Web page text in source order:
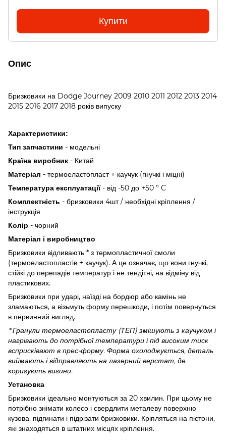
Купити
Опис
Бризковики на Dodge Journey 2009 2010 2011 2012 2013 2014
2015 2016 2017 2018 років випуску
Характеристики:
Тип запчастини - модельні
Країна виробник - Китай
Матеріал - термоеластопласт + ​​каучук (гнучкі і міцні)
Температура експлуатації- від -50 до +50 ° C
Комплектність - бризковики 4шт / необхідні кріплення /
інструкція
Колір - чорний
Матеріал і виробництво
Бризковики відливають * з термопластичної смоли
(термоеластопластів + ​​каучук). А це означає, що вони гнучкі,
стійкі до перепадів температур і не тендітні, на відміну від
пластикових.
Бризковики при ударі, наїзді на бордюр або камінь не
зламаються, а візьмуть форму перешкоди, і потім повернуться
в первинний вигляд.
* Гранули термоеластопласту (ТЕП) змішують з каучуком і
нагрівають до потрібної температури і під високим тиск
всприсківают в прес-форму. Форма охолоджується, деталь
виймають і відправляють на лазерний верстат, де
коригують вигини.
Установка
Бризковики ідеально монтуються за 20 хвилин. При цьому не
потрібно знімати колесо і свердлити металеву поверхню
кузова, підгинати і підрізати бризковики. Кріпляться на пістони,
які знаходяться в штатних місцях кріплення.